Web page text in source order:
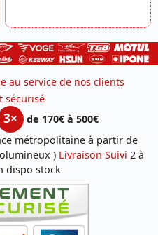
au service de nos clients
sécurisé
3×
de 170€ à 500€
métropolitaine à partir de
) Livraison Suivi 2 à
dispo stock